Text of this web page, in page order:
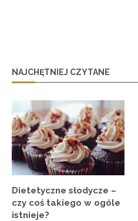
NAJCHĘTNIEJ CZYTANE
Dietetyczne słodycze –
czy coś takiego w ogóle
istnieje?